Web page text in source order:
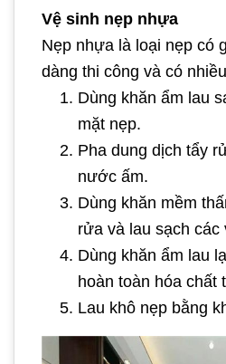
Vệ sinh nẹp nhựa
Nẹp nhựa là loại nẹp có
dàng thi công và có
Dùng khăn ẩm lau
mặt nẹp.
Pha dung dịch tẩy
nước ấm.
Dùng khăn mềm
rửa và lau sạch các
Dùng khăn ẩm lau
hoàn toàn hóa chất
Lau khô nẹp bằng